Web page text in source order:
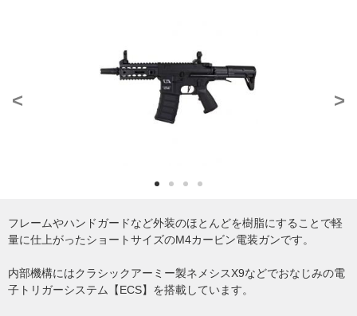
< >
フレームやハンドガードなど外装のほとんどを樹脂にすることで軽
量に仕上がったショートサイズのM4カービン電装ガンです。
内部機構にはクラシックアーミー製ネメシスX9などでおなじみの電
子トリガーシステム【ECS】を搭載しています。